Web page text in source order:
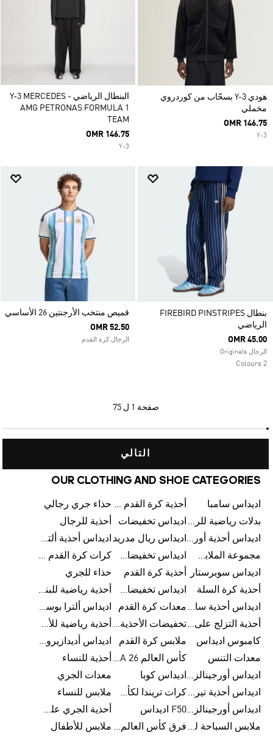
هودي Y-3 بسحّاب من كوردروي
مخملي
OMR 146.75
Y-3
البنطال الرياضي Y-3 MERCEDES -
AMG PETRONAS FORMULA 1
TEAM
OMR 146.75
Y-3
بنطال FIREBIRD PINSTRIPES
الرياضي
OMR 45.00
الرجال Originals
2 Colours
قميص منتخب الأرجنتين 26 الأساسي
OMR 52.50
الرجال كرة القدم
صفحة 1 ل 75
التالي
OUR CLOTHING AND SHOE CATEGORIES
اديداس سامبا أحذية كرة القدم للرجال حذاء جري رجالي
بدلات رياضية للرجال اديداس تخفيضات
أحذية للرجال
اديداس أحذية أورجينالز اديداس ريال مدريد
اديداس أحذية ألترا بوست للرجال
مجموعة الملابس الرياضية
اديداس تخفيضات للأطفال
كرات كرة القدم للرجال
اديداس سوبرستار
أحذية كرة القدم
حذاء للجري
أحذية كرة السلة
اديداس تخفيضات للرجال
أحذية رياضية للبنات
اديداس أحذية سامبا للنساء معدات كرة القدم
اديداس ألترا بوست
أحذية التزلج على اللوح للرجال
تخفيضات الأحذية للرجال
أحذية رياضية للأطفال
كامبوس اديداس
ملابس كرة القدم
اديداس أديدازيرو معدات الجري
معدات التنس
كأس العالم FIFA 26™ أحذية للنساء
اديداس أورجينالز ملابس للنساء اديداس كوبا
معدات الجري
اديداس أحذية تيريكس
كرات تريندا لكأس العالم FIFA 26™
ملابس للنساء
اديداس أورجينالز صنادل للنساءF50 اديداس
أحذية الجري على الطرق الوعرة للرجال
ملابس السباحة للنساء
فرق كأس العالم FIFA 26™ ملابس للأطفال